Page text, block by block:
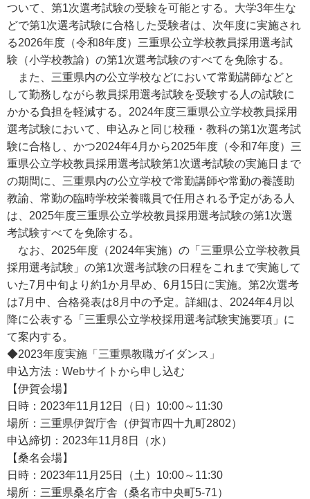
ついて、第1次選考試験の受験を可能とする。大学3年生な
どで第1次選考試験に合格した受験者は、次年度に実施され
る2026年度（令和8年度）三重県公立学校教員採用選考試
験（小学校教諭）の第1次選考試験のすべてを免除する。
また、三重県内の公立学校などにおいて常勤講師などと
して勤務しながら教員採用選考試験を受験する人の試験に
かかる負担を軽減する。2024年度三重県公立学校教員採用
選考試験において、申込みと同じ校種・教科の第1次選考試
験に合格し、かつ2024年4月から2025年度（令和7年度）三
重県公立学校教員採用選考試験第1次選考試験の実施日まで
の期間に、三重県内の公立学校で常勤講師や常勤の養護助
教諭、常勤の臨時学校栄養職員で任用される予定がある人
は、2025年度三重県公立学校教員採用選考試験の第1次選
考試験すべてを免除する。
なお、2025年度（2024年実施）の「三重県公立学校教員
採用選考試験」の第1次選考試験の日程をこれまで実施して
いた7月中旬より約1か月早め、6月15日に実施。第2次選考
は7月中、合格発表は8月中の予定。詳細は、2024年4月以
降に公表する「三重県公立学校採用選考試験実施要項」に
て案内する。
◆2023年度実施「三重県教職ガイダンス」
申込方法：Webサイトから申し込む
【伊賀会場】
日時：2023年11月12日（日）10:00～11:30
場所：三重県伊賀庁舎（伊賀市四十九町2802）
申込締切：2023年11月8日（水）
【桑名会場】
日時：2023年11月25日（土）10:00～11:30
場所：三重県桑名庁舎（桑名市中央町5-71）